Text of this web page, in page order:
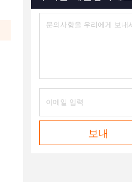
보내